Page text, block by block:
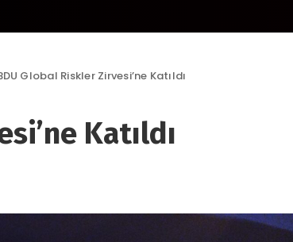
Global Riskler Zirvesi’ne Katıldı
Katıldı